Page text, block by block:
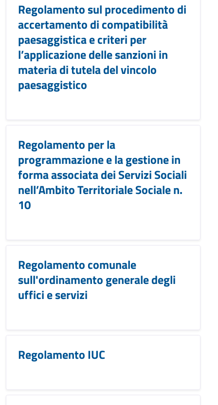
Regolamento sul procedimento di
accertamento di compatibilità
paesaggistica e criteri per
l’applicazione delle sanzioni in
materia di tutela del vincolo
paesaggistico
Regolamento per la
programmazione e la gestione in
forma associata dei Servizi Sociali
nell’Ambito Territoriale Sociale n.
10
Regolamento comunale
sull'ordinamento generale degli
uffici e servizi
Regolamento IUC